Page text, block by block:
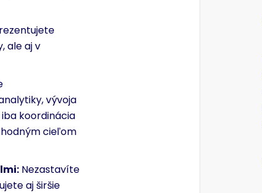
ale aj v
vývoja
koordinácia
cieľom
Nezastavíte
aj širšie